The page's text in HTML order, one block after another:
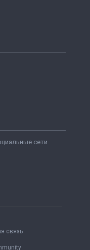
сети
связь